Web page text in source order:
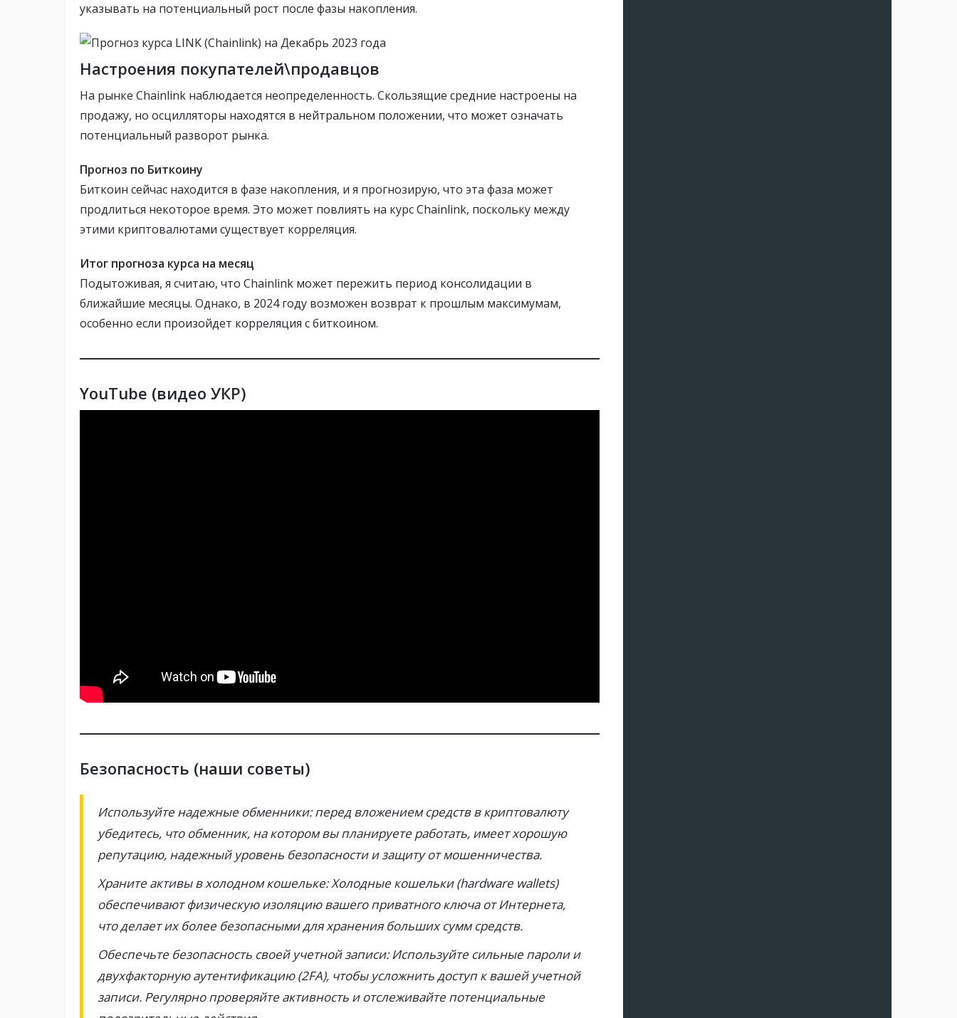
указывать на потенциальный рост после фазы накопления.
Настроения покупателей\продавцов
На рынке Chainlink наблюдается неопределенность. Скользящие средние настроены на
продажу, но осцилляторы находятся в нейтральном положении, что может означать
потенциальный разворот рынка.
Прогноз по Биткоину
Биткоин сейчас находится в фазе накопления, и я прогнозирую, что эта фаза может
продлиться некоторое время. Это может повлиять на курс Chainlink, поскольку между
этими криптовалютами существует корреляция.
Итог прогноза курса на месяц
Подытоживая, я считаю, что Chainlink может пережить период консолидации в
ближайшие месяцы. Однако, в 2024 году возможен возврат к прошлым максимумам,
особенно если произойдет корреляция с биткоином.
YouTube (видео УКР)
Безопасность (наши советы)
Используйте надежные обменники: перед вложением средств в криптовалюту
убедитесь, что обменник, на котором вы планируете работать, имеет хорошую
репутацию, надежный уровень безопасности и защиту от мошенничества.
Храните активы в холодном кошельке: Холодные кошельки (hardware wallets)
обеспечивают физическую изоляцию вашего приватного ключа от Интернета,
что делает их более безопасными для хранения больших сумм средств.
Обеспечьте безопасность своей учетной записи: Используйте сильные пароли и
двухфакторную аутентификацию (2FA), чтобы усложнить доступ к вашей учетной
записи. Регулярно проверяйте активность и отслеживайте потенциальные